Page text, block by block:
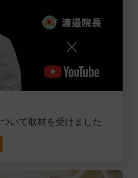
いて取材を受けました